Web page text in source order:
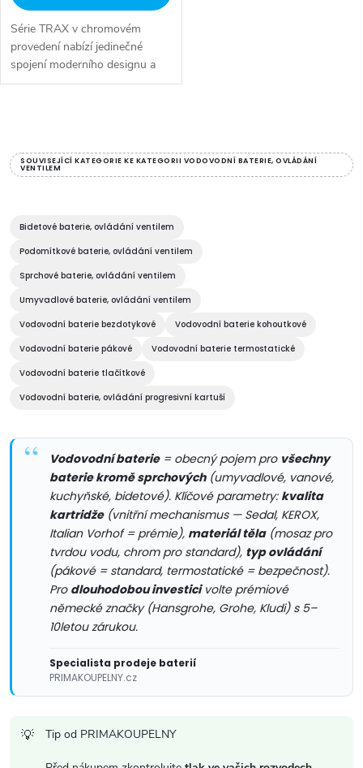
Série TRAX v chromovém
provedení nabízí jedinečné
spojení moderního designu a
nadčasového stylu díky
v
á
d
a
c
p
v
s
SOUVISEJÍCÍ KATEGORIE KE KATEGORII VODOVODNÍ BATERIE, OVLÁDÁNÍ
VENTILEM
Bidetové baterie, ovládání ventilem
Podomítkové baterie, ovládání ventilem
Sprchové baterie, ovládání ventilem
Umyvadlové baterie, ovládání ventilem
Vodovodní baterie bezdotykové
Vodovodní baterie kohoutkové
Vodovodní baterie pákové
Vodovodní baterie termostatické
Vodovodní baterie tlačítkové
Vodovodní baterie, ovládání progresivní kartuší
Vodovodní baterie= obecný pojem pro všechny
baterie kromě sprchových(umyvadlové, vanové,
kuchyňské, bidetové). Klíčové parametry: kvalita
kartridže(vnitřní mechanismus — Sedal, KEROX,
Italian Vorhof = prémie), materiál těla(mosaz pro
tvrdou vodu, chrom pro standard), typ ovládání
(pákové = standard, termostatické = bezpečnost).
Pro dlouhodobou investicivolte prémiové
německé značky (Hansgrohe, Grohe, Kludi) s 5–
10letou zárukou.
Specialista prodeje baterií
PRIMAKOUPELNY.cz
Tip od PRIMAKOUPELNY